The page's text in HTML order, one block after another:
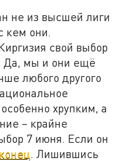
не из высшей лиги
кем они.
свой выбор
Да, мы и они ещё
любого другого
хрупким, а
– крайне
7 июня. Если он
. Лишившись